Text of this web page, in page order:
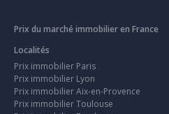
Prix du marché immobilier en France
Localités
Prix immobilier Paris
Prix immobilier Lyon
Prix immobilier Aix-en-Provence
Prix immobilier Toulouse